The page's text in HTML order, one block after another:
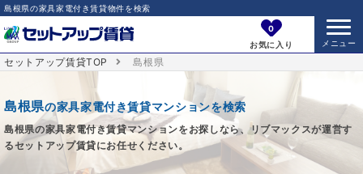
島根県の家具家電付き賃貸物件を検索
0
お気に入り
セットアップ賃貸TOP 島根県
島根県の家具家電付き賃貸マンションを検索
島根県の家具家電付き賃貸マンションをお探しなら、リブマックスが運営す
るセットアップ賃貸にお任せください。